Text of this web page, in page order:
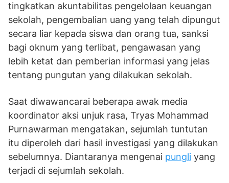
tingkatkan akuntabilitas pengelolaan keuangan
sekolah, pengembalian uang yang telah dipungut
secara liar kepada siswa dan orang tua, sanksi
bagi oknum yang terlibat, pengawasan yang
lebih ketat dan pemberian informasi yang jelas
tentang pungutan yang dilakukan sekolah.
Saat diwawancarai beberapa awak media
koordinator aksi unjuk rasa, Tryas Mohammad
Purnawarman mengatakan, sejumlah tuntutan
itu diperoleh dari hasil investigasi yang dilakukan
sebelumnya. Diantaranya mengenai pungli yang
terjadi di sejumlah sekolah.